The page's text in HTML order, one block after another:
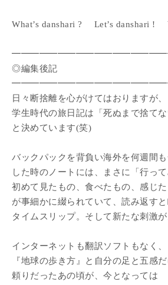
What’s danshari ? Let’s danshari !
◎編集後記
日々断捨離を心がけてはおりますが、
学生時代の旅日記は「死ぬまで捨てな
と決めています(笑)
バックパックを背負い海外を何週間
した時のノートには、まさに「行って
初めて見たもの、食べたもの、感じた
が事細かに綴られていて、読み返す
タイムスリップ。そして新たな刺激が
インターネットも翻訳ソフトもなく、
『地球の歩き方』と自分の足と五感
頼りだったあの頃が、今となっては